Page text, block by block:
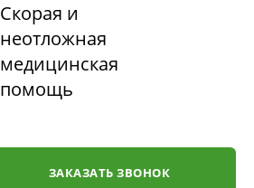
Скорая и
неотложная
медицинская
помощь
ЗАКАЗАТЬ ЗВОНОК